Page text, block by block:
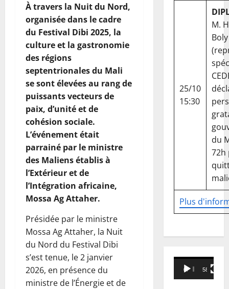
À travers la Nuit du Nord,
organisée dans le cadre
du Festival Dibi 2025, la
culture et la gastronomie
des régions
septentrionales du Mali
se sont élevées au rang de
puissants vecteurs de
paix, d’unité et de
cohésion sociale.
L’événement était
parrainé par le ministre
des Maliens établis à
l’Extérieur et de
l’Intégration africaine,
Mossa Ag Attaher.
Présidée par le ministre
Mossa Ag Attaher, la Nuit
du Nord du Festival Dibi
s’est tenue, le 2 janvier
2026, en présence du
ministre de l’Énergie et de
Plus
25/10
15:30
M.
Boly
du
72h
Lecteur
vidéo
00:00 58:18